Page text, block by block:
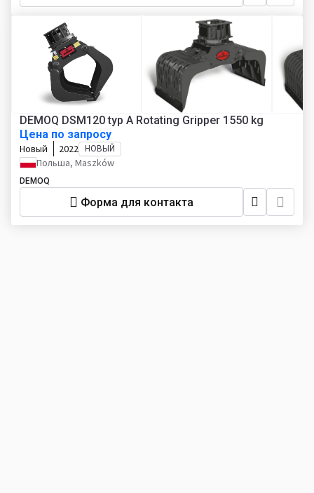
DEMOQ DSM120 typ A Rotating Gripper 1550 kg
Цена по запросу
Новый 2022 НОВЫЙ
Польша, Maszków
DEMOQ
Форма для контакта